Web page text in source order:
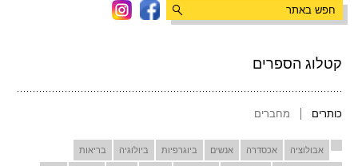
קטלוג הספרים
כותרים מחברים
אבולוציה אכסדרה אנשים ביוגרפיות ביולוגיה בריאות